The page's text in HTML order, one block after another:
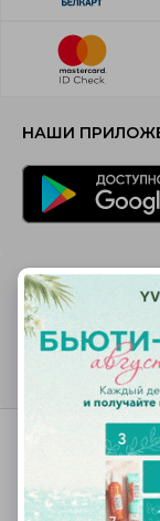
НАШИ
ВЫБРАТЬ
Belarus /
МЫ В